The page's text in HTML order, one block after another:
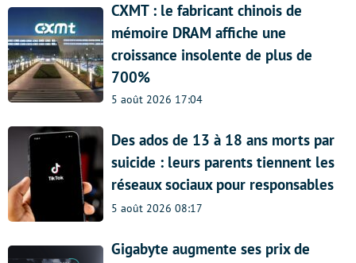
CXMT : le fabricant chinois de
mémoire DRAM affiche une
croissance insolente de plus de
700%
5 août 2026 17:04
Des ados de 13 à 18 ans morts par
suicide : leurs parents tiennent les
réseaux sociaux pour responsables
5 août 2026 08:17
Gigabyte augmente ses prix de